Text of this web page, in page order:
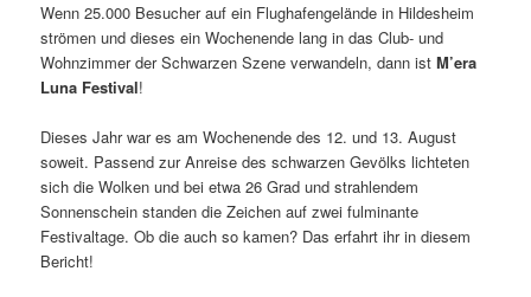
Wenn 25.000 Besucher auf ein Flughafengelände in Hildesheim
strömen und dieses ein Wochenende lang in das Club- und
Wohnzimmer der Schwarzen Szene verwandeln, dann istM’era
Luna Festival!
Dieses Jahr war es am Wochenende des 12. und 13. August
soweit. Passend zur Anreise des schwarzen Gevölks lichteten
sich die Wolken und bei etwa 26 Grad und strahlendem
Sonnenschein standen die Zeichen auf zwei fulminante
Festivaltage. Ob die auch so kamen? Das erfahrt ihr in diesem
Bericht!